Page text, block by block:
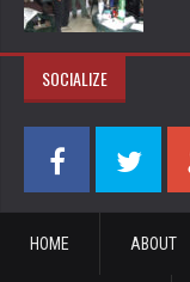
SOCIALIZE
HOME ABOUT